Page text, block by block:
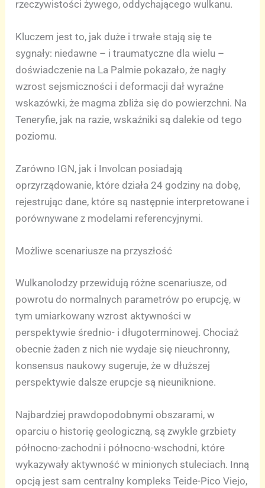
rzeczywistości żywego, oddychającego wulkanu.
Kluczem jest to, jak duże i trwałe stają się te
sygnały: niedawne – i traumatyczne dla wielu –
doświadczenie na La Palmie pokazało, że nagły
wzrost sejsmiczności i deformacji dał wyraźne
wskazówki, że magma zbliża się do powierzchni. Na
Teneryfie, jak na razie, wskaźniki są dalekie od tego
poziomu.
Zarówno IGN, jak i Involcan posiadają
oprzyrządowanie, które działa 24 godziny na dobę,
rejestrując dane, które są następnie interpretowane i
porównywane z modelami referencyjnymi.
Możliwe scenariusze na przyszłość
Wulkanolodzy przewidują różne scenariusze, od
powrotu do normalnych parametrów po erupcję, w
tym umiarkowany wzrost aktywności w
perspektywie średnio- i długoterminowej. Chociaż
obecnie żaden z nich nie wydaje się nieuchronny,
konsensus naukowy sugeruje, że w dłuższej
perspektywie dalsze erupcje są nieuniknione.
Najbardziej prawdopodobnymi obszarami, w
oparciu o historię geologiczną, są zwykle grzbiety
północno-zachodni i północno-wschodni, które
wykazywały aktywność w minionych stuleciach. Inną
opcją jest sam centralny kompleks Teide-Pico Viejo,